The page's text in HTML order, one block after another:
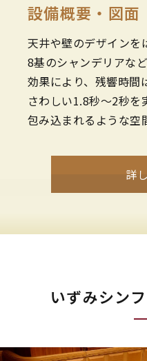
設備概要・図面
天井や壁のデザインを
8基のシャンデリアな
効果により、残響時間
さわしい1.8秒～2秒を
包み込まれるような空
詳
いずみシン